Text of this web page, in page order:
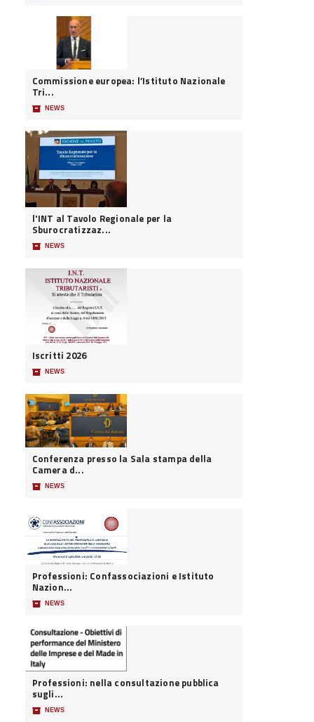
Commissione europea: l’Istituto Nazionale
Tri...
📦 NEWS
l'INT al Tavolo Regionale per la
Sburocratizzaz...
📦 NEWS
Iscritti 2026
📦 NEWS
Conferenza presso la Sala stampa della
Camera d...
📦 NEWS
Professioni: Confassociazioni e Istituto
Nazion...
📦 NEWS
Professioni: nella consultazione pubblica
sugli...
📦 NEWS